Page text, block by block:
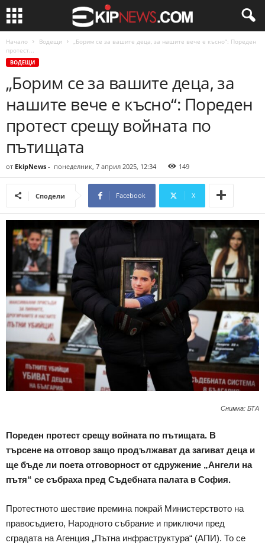
Начало Водещи
„Борим се за вашите деца, за нашите вече е късно“: Пореден
протест...
ВОДЕЩИ
„Борим се за вашите деца, за
нашите вече е късно“: Пореден
протест срещу войната по
пътищата
от EkipNews - понеделник, 7 април 2025, 12:34 149
Сподели Facebook X
Снимка: БТА
Пореден протест срещу войната по пътищата. В
търсене на отговор защо продължават да загиват деца и
ще бъде ли поета отговорност от сдружение „Ангели на
пътя“ се събраха пред Съдебната палата в София.
Протестното шествие премина покрай Министерството на
правосъдието, Народното събрание и приключи пред
сградата на Агенция „Пътна инфраструктура“ (АПИ). То се